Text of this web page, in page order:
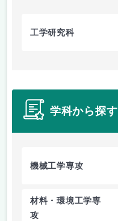
工学研究科
学科から探す
機械工学専攻
材料・環境工学専
攻